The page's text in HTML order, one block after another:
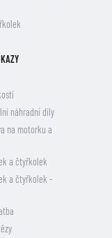
náhradní díly
na motorku a
a čtyřkolek
a čtyřkolek -